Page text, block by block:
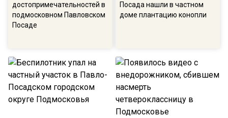
достопримечательностей в
подмосковном Павловском
Посаде
Посада нашли в частном
доме плантацию конопли